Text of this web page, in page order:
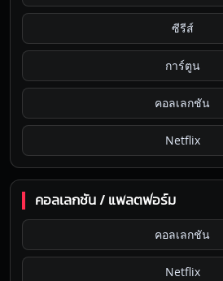
ซีรีส์
การ์ตูน
คอลเลกชัน
Netflix
คอลเลกชัน / แพลตฟอร์ม
คอลเลกชัน
Netflix